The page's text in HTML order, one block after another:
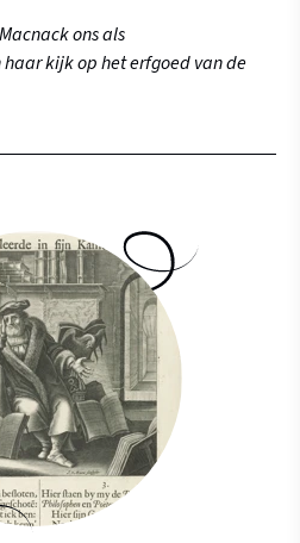
ons als
kijk op het erfgoed van de